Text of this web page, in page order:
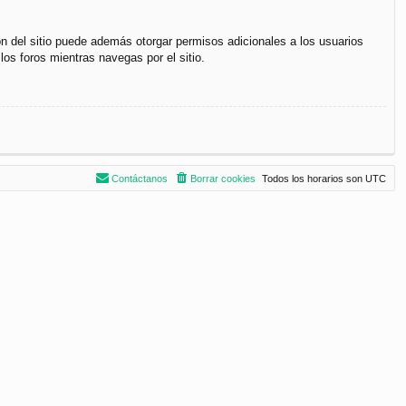
sitio puede además otorgar permisos adicionales a los usuarios
foros mientras navegas por el sitio.
Todos los horarios son UTC
Borrar cookies
Contáctanos